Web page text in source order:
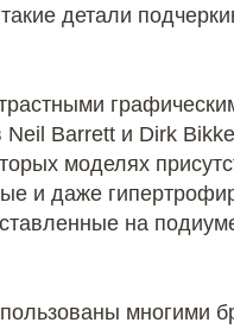
детали
Barrett и Dirk
моделях
и даже
на
многими